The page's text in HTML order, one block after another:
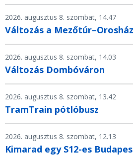
2026. augusztus 8. szombat, 14.47
Változás a
2026. augusztus 8. szombat, 14.03
Változás Dombóváron
2026. augusztus 8. szombat, 13.42
TramTrain pótlóbusz
2026. augusztus 8. szombat, 12.13
Kimarad egy S12-es